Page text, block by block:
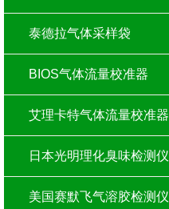
泰德拉气体采样袋
BIOS气体流量校准器
艾理卡特气体流量校准器
日本光明理化臭味检测仪
美国赛默飞气溶胶检测仪